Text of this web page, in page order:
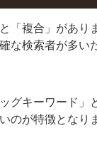
「複合」があ
な検索者が多い
グキーワード
のが特徴となり